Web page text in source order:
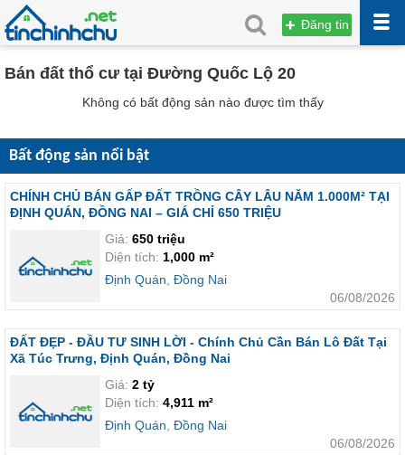
Đăng tin
Bán đất thổ cư tại Đường Quốc Lộ 20
Không có bất động sản nào được tìm thấy
Bất động sản nổi bật
CHÍNH CHỦ BÁN GẤP ĐẤT TRỒNG CÂY LÂU NĂM 1.000M² TẠI
ĐỊNH QUÁN, ĐỒNG NAI – GIÁ CHỈ 650 TRIỆU
Giá: 650 triệu
Diện tích: 1,000 m²
Định Quán Đồng Nai
06/08/2026
ĐẤT ĐẸP - ĐẦU TƯ SINH LỜI - Chính Chủ Cần Bán Lô Đất Tại
Xã Túc Trưng, Định Quán, Đồng Nai
Giá: 2 tỷ
Diện tích: 4,911 m²
Định Quán Đồng Nai
06/08/2026